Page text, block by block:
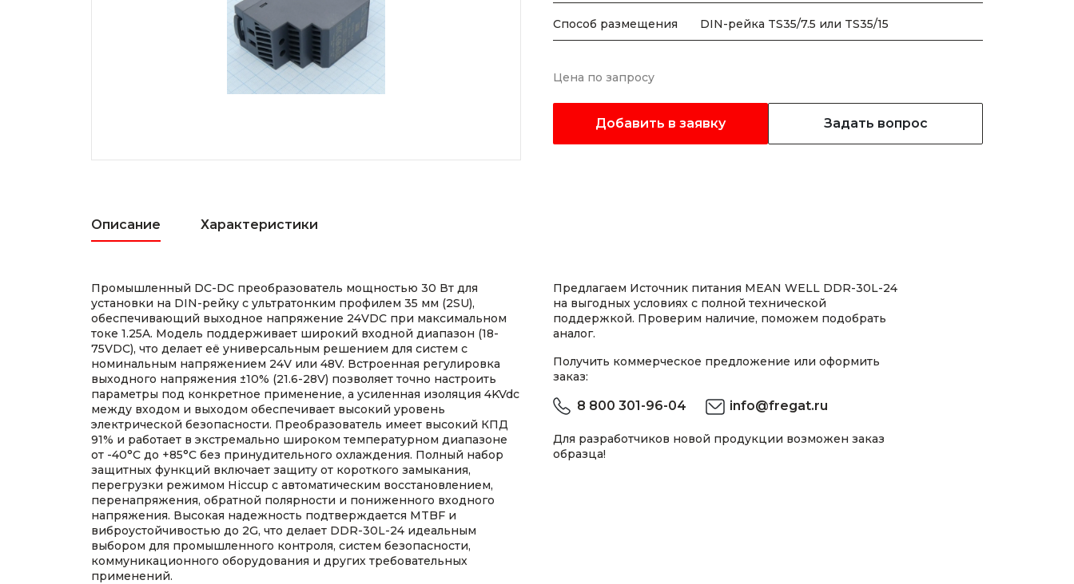
Способ размещения DIN-рейка TS35/7.5 или TS35/15
Цена по запросу
Добавить в заявку Задать вопрос
Описание Характеристики
Промышленный DC-DC преобразователь мощностью 30 Вт для
установки на DIN-рейку с ультратонким профилем 35 мм (2SU),
обеспечивающий выходное напряжение 24VDC при максимальном
токе 1.25A. Модель поддерживает широкий входной диапазон (18-
75VDC), что делает её универсальным решением для систем с
номинальным напряжением 24V или 48V. Встроенная регулировка
выходного напряжения ±10% (21.6-28V) позволяет точно настроить
параметры под конкретное применение, а усиленная изоляция 4KVdc
между входом и выходом обеспечивает высокий уровень
электрической безопасности. Преобразователь имеет высокий КПД
91% и работает в экстремально широком температурном диапазоне
от -40°C до +85°C без принудительного охлаждения. Полный набор
защитных функций включает защиту от короткого замыкания,
перегрузки режимом Hiccup с автоматическим восстановлением,
перенапряжения, обратной полярности и пониженного входного
напряжения. Высокая надежность подтверждается MTBF и
виброустойчивостью до 2G, что делает DDR-30L-24 идеальным
выбором для промышленного контроля, систем безопасности,
коммуникационного оборудования и других требовательных
применений.
Предлагаем Источник питания MEAN WELL DDR-30L-24
на выгодных условиях с полной технической
поддержкой. Проверим наличие, поможем подобрать
аналог.
Получить коммерческое предложение или оформить
заказ:
8 800 301-96-04 info@fregat.ru
Для разработчиков новой продукции возможен заказ
образца!